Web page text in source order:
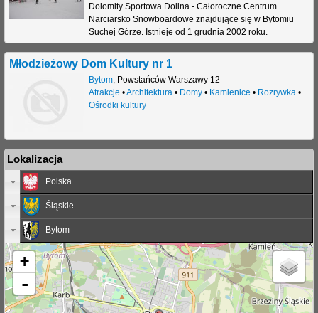
Dolomity Sportowa Dolina - Całoroczne Centrum
Narciarsko Snowboardowe znajdujące się w Bytomiu
Suchej Górze. Istnieje od 1 grudnia 2002 roku.
Młodzieżowy Dom Kultury nr 1
Bytom, Powstańców Warszawy 12
Atrakcje •Architektura• Domy• Kamienice • Rozrywka•
Ośrodki kultury
Lokalizacja
Polska
Śląskie
Bytom
+
-